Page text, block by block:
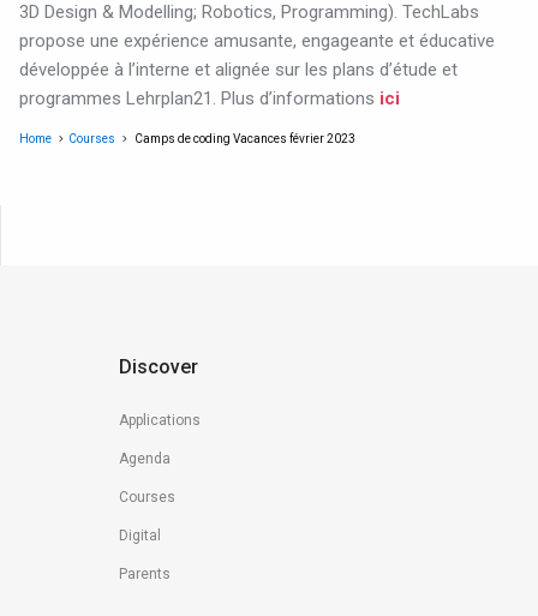
3D Design & Modelling; Robotics, Programming). TechLabs
propose une expérience amusante, engageante et éducative
développée à l’interne et alignée sur les plans d’étude et
programmes Lehrplan21. Plus d’informations ici
Home Courses Camps de coding Vacances février 2023
Discover
Applications
Agenda
Courses
Digital
Parents